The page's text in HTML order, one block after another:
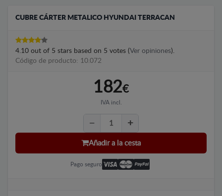
CUBRE CÁRTER METALICO HYUNDAI TERRACAN
4.10 out of 5 stars based on 5 votes (Ver opiniones).
Código de producto: 10.072
182€
IVA incl.
Añadir a la cesta
Pago seguro